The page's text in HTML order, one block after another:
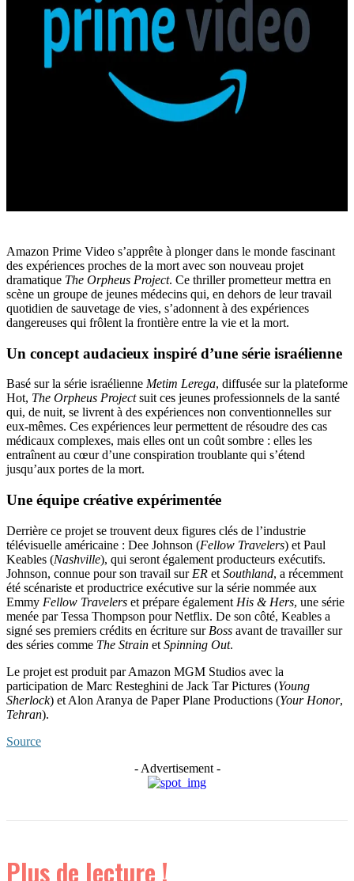
Amazon Prime Video s’apprête à plonger dans le monde fascinant
des expériences proches de la mort avec son nouveau projet
dramatique The Orpheus Project. Ce thriller prometteur mettra en
scène un groupe de jeunes médecins qui, en dehors de leur travail
quotidien de sauvetage de vies, s’adonnent à des expériences
dangereuses qui frôlent la frontière entre la vie et la mort.
Un concept audacieux inspiré d’une série israélienne
Basé sur la série israélienne Metim Lerega, diffusée sur la plateforme
Hot, The Orpheus Projectsuit ces jeunes professionnels de la santé
qui, de nuit, se livrent à des expériences non conventionnelles sur
eux-mêmes. Ces expériences leur permettent de résoudre des cas
médicaux complexes, mais elles ont un coût sombre : elles les
entraînent au cœur d’une conspiration troublante qui s’étend
jusqu’aux portes de la mort.
Une équipe créative expérimentée
Derrière ce projet se trouvent deux figures clés de l’industrie
télévisuelle américaine : Dee Johnson (Fellow Travelers) et Paul
Keables (Nashville), qui seront également producteurs exécutifs.
Johnson, connue pour son travail sur ER et Southland, a récemment
été scénariste et productrice exécutive sur la série nommée aux
Emmy Fellow Travelers et prépare également His & Hers, une série
menée par Tessa Thompson pour Netflix. De son côté, Keables a
signé ses premiers crédits en écriture sur Boss avant de travailler sur
des séries comme The Strain et Spinning Out.
Le projet est produit par Amazon MGM Studios avec la
participation de Marc Resteghini de Jack Tar Pictures (Young
Sherlock) et Alon Aranya de Paper Plane Productions (Your Honor,
Tehran).
Source
- Advertisement -
Plus de lecture !